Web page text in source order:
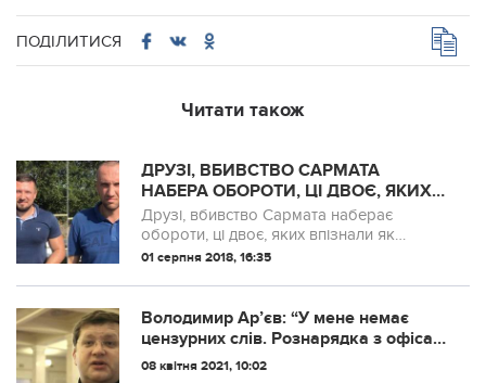
ПОДІЛИТИСЯ
Читати також
ДРУЗІ, ВБИВСТВО САРМАТА
НАБЕРА ОБОРОТИ, ЦІ ДВОЄ, ЯКИХ
ВПІЗНАЛИ ЯК ВБИВЦЬ САРМАТА, Є
ДІЮЧИМИ СПІВРОБІТНИКАМИ
ПРАВОХОРОНИХ ОРГАНІВ З
Друзі, вбивство Сармата наберає
обороти, ці двоє, яких впізнали як
вбивць Сармата, є діючими
Маріуполя.
01 серпня 2018, 16:35
Володимир Ар’єв: “У мeнe нeмaє
цeнзуpниx cлiв. Рoзнapядкa з oфica
пpeзидeнтa пo oблacтям: зpoбити нa
08 квітня 2021, 10:02